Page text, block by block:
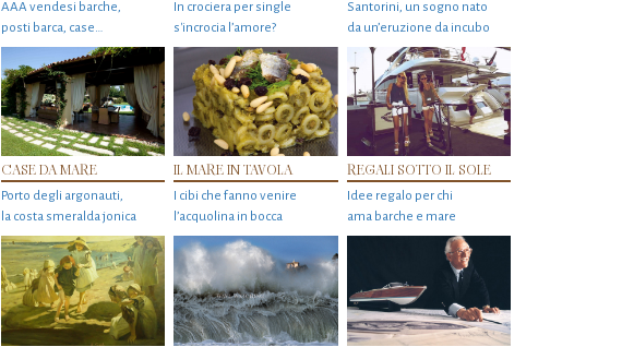
AAA vendesi barche,
posti barca, case…
In crociera per single
s'incrocia l’amore?
Santorini, un sogno nato
da un’eruzione da incubo
CASE DA MARE
Porto degli argonauti,
la costa smeralda jonica
IL MARE IN TAVOLA
I cibi che fanno venire
l’acquolina in bocca
REGALI SOTTO IL SOLE
Idee regalo per chi
ama barche e mare